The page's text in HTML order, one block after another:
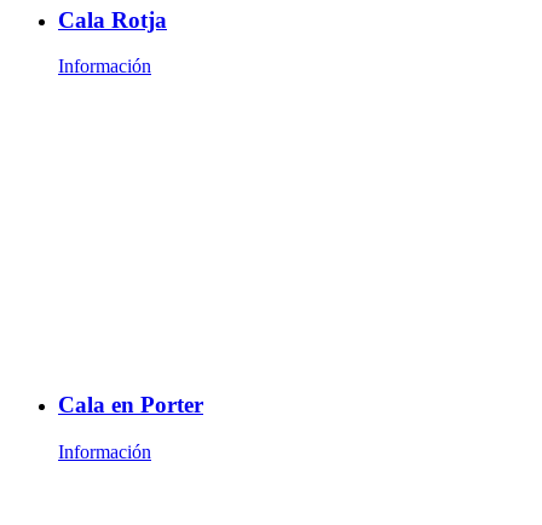
Cala Rotja
Información
Cala en Porter
Información